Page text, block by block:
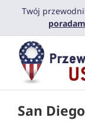
PrzejdźTwój
San